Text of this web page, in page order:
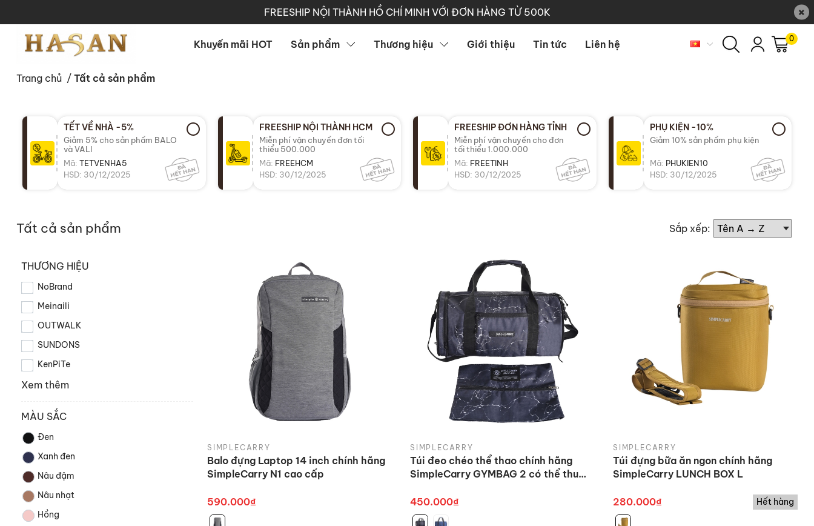
FREESHIP NỘI THÀNH HỒ CHÍ MINH VỚI ĐƠN HÀNG TỪ 500K ×
Khuyến mãi HOT Sản phẩm Thương hiệu Giới thiệu Tin tức Liên hệ 0
Trang chủ / Tất cả sản phẩm
TẾT VỀ NHÀ -5%
Giảm 5% cho sản phẩm BALO
và VALI
Mã: TETVENHA5
HSD: 30/12/2025
FREESHIP NỘI THÀNH HCM
Miễn phí vận chuyển đơn tối
thiểu 500.000
Mã: FREEHCM
HSD: 30/12/2025
FREESHIP ĐƠN HÀNG TỈNH
Miễn phí vận chuyển cho đơn
tối thiểu 1.000.000
Mã: FREETINH
HSD: 30/12/2025
PHỤ KIỆN -10%
Giảm 10% sản phẩm phụ kiện
Mã: PHUKIEN10
HSD: 30/12/2025
Tất cả sản phẩm Sắp xếp:
THƯƠNG HIỆU
NoBrand
Meinaili
OUTWALK
SUNDONS
KenPiTe
Xem thêm
MÀU SẮC
Đen
Xanh đen
Nâu đậm
Nâu nhạt
Hồng
SIMPLECARRY
Balo đựng Laptop 14 inch chính hãng
SimpleCarry N1 cao cấp
590.000₫
SIMPLECARRY
Túi đeo chéo thể thao chính hãng
SimpleCarry GYMBAG 2 có thể thu
450.000₫
SIMPLECARRY
Túi đựng bữa ăn ngon chính hãng
SimpleCarry LUNCH BOX L
280.000₫ Hết hàng